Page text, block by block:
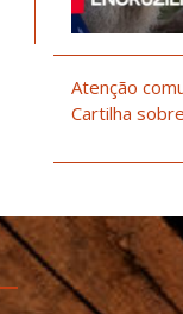
Atenção
Cartilha